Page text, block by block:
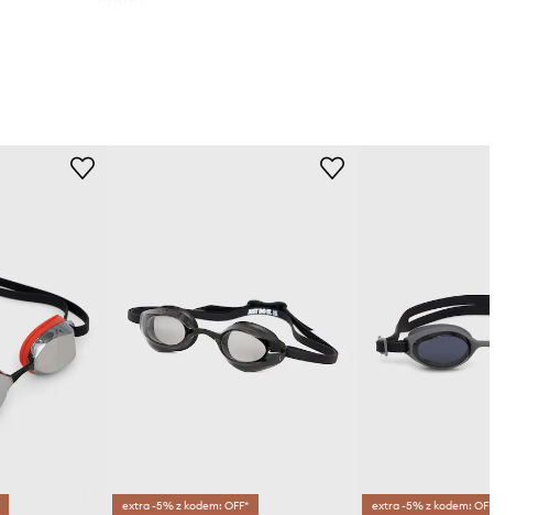
extra -5% z kodem: OFF* extra -5% z kodem: OFF*